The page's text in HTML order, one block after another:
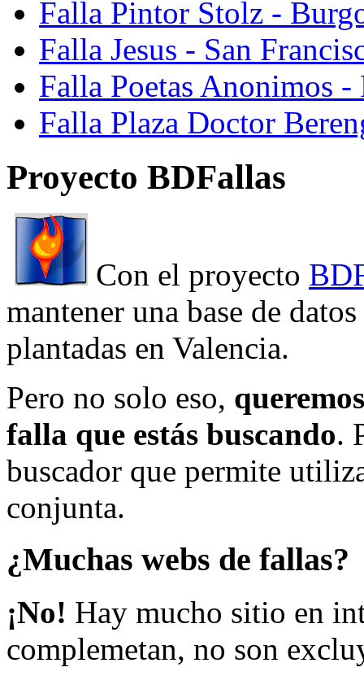
Falla Pintor Stolz -
Falla Jesus - San
Falla Poetas Anonimos
Falla Plaza Doctor
Proyecto BDFallas
Con el proyecto
mantener una base de
plantadas en Valencia.
Pero no solo eso,
falla que estás buscando.
buscador que permite
conjunta.
¿Muchas webs de fallas?
¡No! Hay mucho sitio en
complemetan, no son